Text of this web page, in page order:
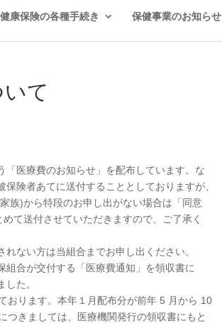
健康保険の各種手続き 保健事業のお知らせ
て
医療費のお知らせ」を配布しています。な
険者あてに送付することとしておりますが、
族)から特段のお申し出がない場合は「同意
て送付させていただきますので、ご了承く
ない方は当組合までお申し出ください。
合が交付する「医療費通知」を領収書に
た。
おります。本年１月配布分が前年 5 月から 10
つきましては、医療機関発行の領収書にもと